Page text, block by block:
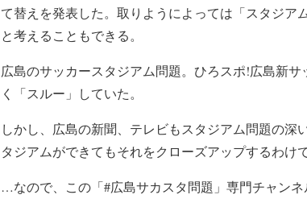
て替えを発表した。取りようによっては「スタジア
と考えることもできる。
広島のサッカースタジアム問題。ひろスポ!広島新
く「スルー」していた。
しかし、広島の新聞、テレビもスタジアム問題の
タジアムができてもそれをクローズアップするわけ
…なので、この「#広島サカスタ問題」専門チャンネ